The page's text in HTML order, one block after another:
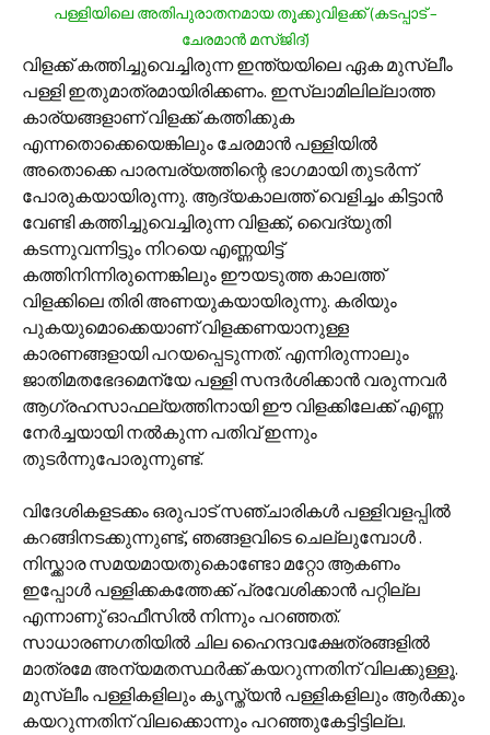
പള്ളിയിലെ അതിപുരാതനമായ തൂക്കുവിളക്ക് (കടപ്പാട് –
ചേരമാന്‍ മസ്ജിദ്)
വിളക്ക് കത്തിച്ചുവെച്ചിരുന്ന ഇന്ത്യയിലെ ഏക മുസ്ലീം
പള്ളി ഇതുമാത്രമായിരിക്കണം. ഇസ്ലാമിലില്ലാത്ത
കാര്യങ്ങളാണ് വിളക്ക് കത്തിക്കുക
എന്നതൊക്കെയെങ്കിലും ചേരമാന്‍ പള്ളിയില്‍
അതൊക്കെ പാരമ്പര്യത്തിന്റെ ഭാഗമായി തുടര്‍ന്ന്
പോരുകയായിരുന്നു. ആദ്യകാലത്ത് വെളിച്ചം കിട്ടാന്‍
വേണ്ടി കത്തിച്ചുവെച്ചിരുന്ന വിളക്ക്, വൈദ്യുതി
കടന്നുവന്നിട്ടും നിറയെ എണ്ണയിട്ട്
കത്തിനിന്നിരുന്നെങ്കിലും ഈയടുത്ത കാലത്ത്
വിളക്കിലെ തിരി അണയുകയായിരുന്നു. കരിയും
പുകയുമൊക്കെയാണ് വിളക്കണയാനുള്ള
കാരണങ്ങളായി പറയപ്പെടുന്നത്. എന്നിരുന്നാലും
ജാതിമതഭേദമെന്യേ പള്ളി സന്ദര്‍ശിക്കാന്‍ വരുന്നവര്‍
ആഗ്രഹസാഫല്യത്തിനായി ഈ വിളക്കിലേക്ക് എണ്ണ
നേര്‍ച്ചയായി നല്‍കുന്ന പതിവ് ഇന്നും
തുടര്‍ന്നുപോരുന്നുണ്ട്.
വിദേശികളടക്കം ഒരുപാട് സഞ്ചാരികള്‍ പള്ളിവളപ്പില്‍
കറങ്ങിനടക്കുന്നുണ്ട്, ഞങ്ങളവിടെ ചെല്ലുമ്പോള്‍ .
നിസ്ക്കാര സമയമായതുകൊണ്ടോ മറ്റോ ആകണം
ഇപ്പോള്‍ പള്ളിക്കകത്തേക്ക് പ്രവേശിക്കാന്‍ പറ്റില്ല
എന്നാണു്‌ ഓഫീസില്‍ നിന്നും പറഞ്ഞത്.
സാധാരണഗതിയില്‍ ചില ഹൈന്ദവക്ഷേത്രങ്ങളില്‍
മാത്രമേ അന്യമതസ്ഥര്‍ക്ക് കയറുന്നതിന് വിലക്കുള്ളൂ.
മുസ്ലീം പള്ളികളിലും കൃസ്ത്യന്‍ പള്ളികളിലും ആര്‍ക്കും
കയറുന്നതിന് വിലക്കൊന്നും പറഞ്ഞുകേട്ടിട്ടില്ല.